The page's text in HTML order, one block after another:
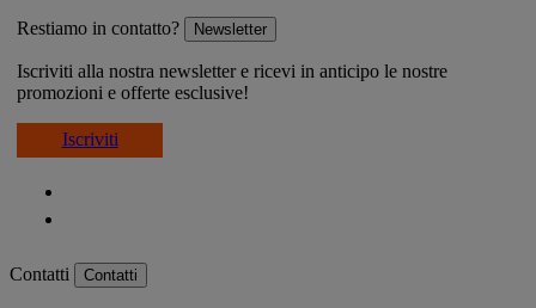
Restiamo in contatto? Newsletter
Iscriviti alla nostra newsletter e ricevi in anticipo le nostre
promozioni e offerte esclusive!
Iscriviti
Contatti Contatti